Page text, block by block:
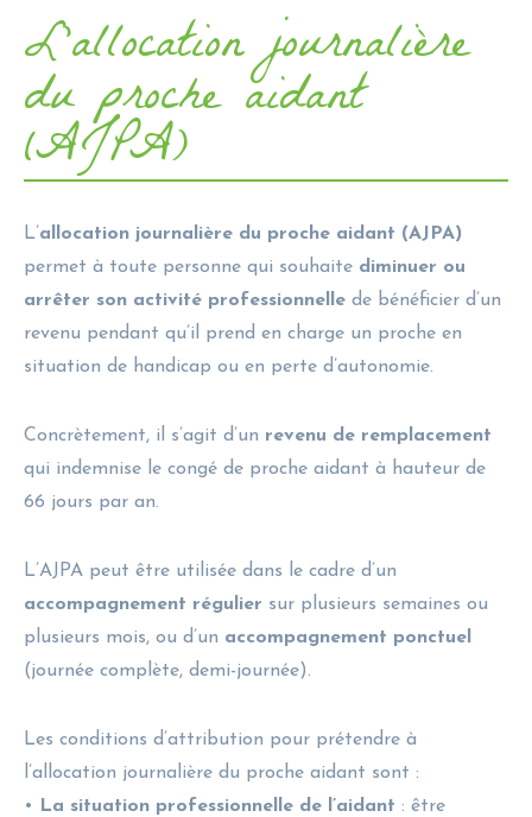
L'allocation journalière
du proche aidant
(AJPA)
L’allocation journalière du proche aidant (AJPA)
permet à toute personne qui souhaite diminuer ou
arrêter son activité professionnelle de bénéficier d’un
revenu pendant qu’il prend en charge un proche en
situation de handicap ou en perte d’autonomie.
Concrètement, il s’agit d’un revenu de remplacement
qui indemnise le congé de proche aidant à hauteur de
66 jours par an.
L’AJPA peut être utilisée dans le cadre d’un
accompagnement régulier sur plusieurs semaines ou
plusieurs mois, ou d’un accompagnement ponctuel
(journée complète, demi-journée).
Les conditions d’attribution pour prétendre à
l’allocation journalière du proche aidant sont :
•
La situation professionnelle de l’aidant : être